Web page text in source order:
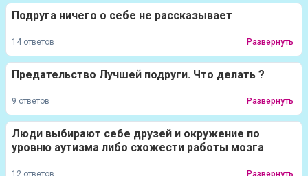
Подруга ничего о себе не рассказывает
14 ответов Развернуть
Предательство Лучшей подруги. Что делать ?
9 ответов Развернуть
Люди выбирают себе друзей и окружение по
уровню аутизма либо схожести работы мозга
12 ответов Развернуть